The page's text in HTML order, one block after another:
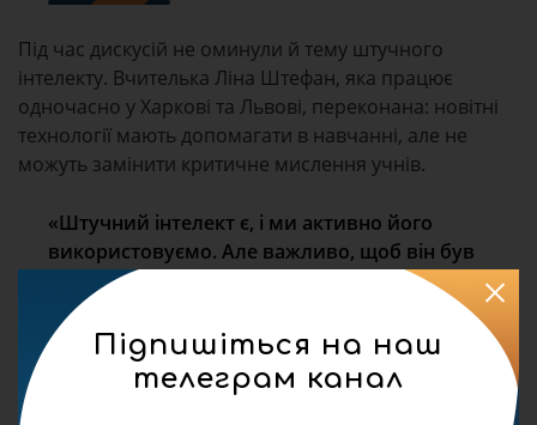
Під час дискусій не оминули й тему штучного
інтелекту. Вчителька Ліна Штефан, яка працює
одночасно у Харкові та Львові, переконана: новітні
технології мають допомагати в навчанні, але не
можуть замінити критичне мислення учнів.
«Штучний інтелект є, і ми активно його
використовуємо. Але важливо, щоб він був
помічником, а не повністю заміняв власну
роботу й мислення дітей», – наголосила вона.
Зазначимо, цьогоріч фестиваль «Вчителі
майбутнього» став одним із найбільших освітніх
Підпишіться на наш
телеграм канал